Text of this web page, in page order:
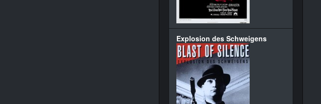
Explosion des Schweigens